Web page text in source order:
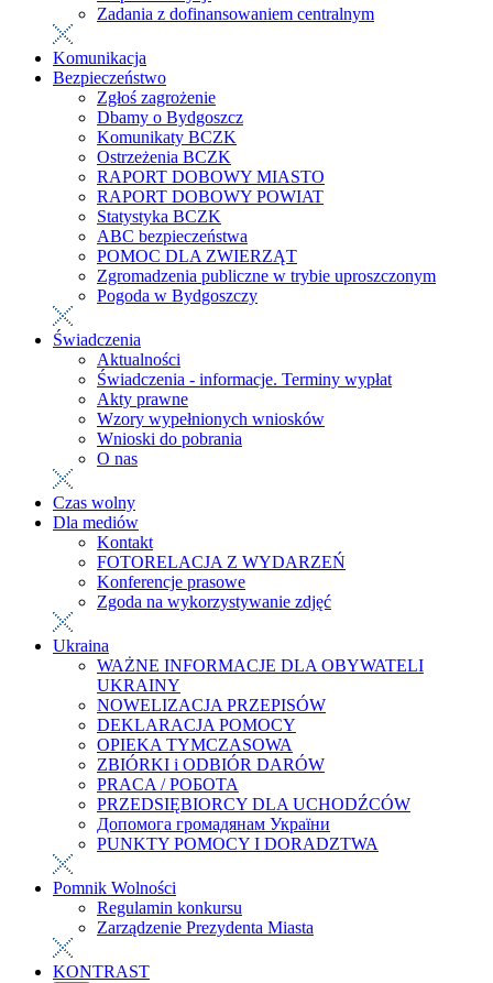
Zadania z dofinansowaniem centralnym
Komunikacja
Bezpieczeństwo
Zgłoś zagrożenie
Dbamy o Bydgoszcz
Komunikaty BCZK
Ostrzeżenia BCZK
RAPORT DOBOWY MIASTO
RAPORT DOBOWY POWIAT
Statystyka BCZK
ABC bezpieczeństwa
POMOC DLA ZWIERZĄT
Zgromadzenia publiczne w trybie uproszczonym
Pogoda w Bydgoszczy
Świadczenia
Aktualności
Świadczenia - informacje. Terminy wypłat
Akty prawne
Wzory wypełnionych wniosków
Wnioski do pobrania
O nas
Czas wolny
Dla mediów
Kontakt
FOTORELACJA Z WYDARZEŃ
Konferencje prasowe
Zgoda na wykorzystywanie zdjęć
Ukraina
WAŻNE INFORMACJE DLA OBYWATELI
UKRAINY
NOWELIZACJA PRZEPISÓW
DEKLARACJA POMOCY
OPIEKA TYMCZASOWA
ZBIÓRKI i ODBIÓR DARÓW
PRACA / РОБОТА
PRZEDSIĘBIORCY DLA UCHODŹCÓW
Допомога громадянам України
PUNKTY POMOCY I DORADZTWA
Pomnik Wolności
Regulamin konkursu
Zarządzenie Prezydenta Miasta
KONTRAST